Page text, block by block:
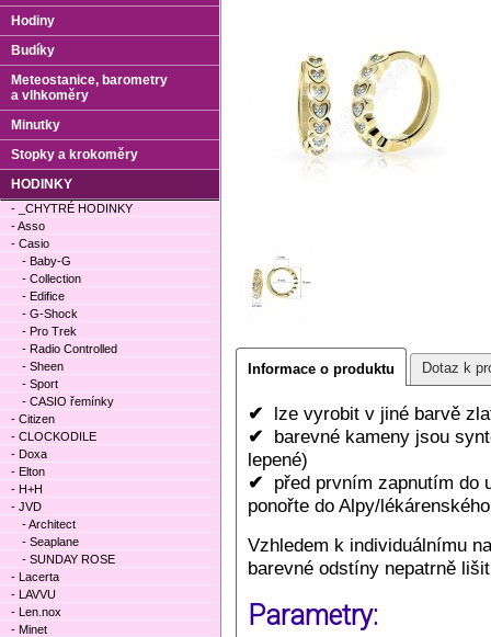
Informace o produktu Dotaz k
✔ lze vyrobit v jiné barvě
✔ barevné kameny jsou
lepené)
✔ před prvním zapnutím do
ponořte do Alpy/
Vzhledem k individuálnímu
barevné odstíny nepatrně
Parametry:
Hodiny
Budíky
Meteostanice, barometry
a vlhkoměry
Minutky
Stopky a krokoměry
HODINKY
- _CHYTRÉ HODINKY
- Asso
- Casio
- Baby-G
- Collection
- Edifice
- G-Shock
- Pro Trek
- Radio Controlled
- Sheen
- Sport
- CASIO řemínky
- Citizen
- CLOCKODILE
- Doxa
- Elton
- H+H
- JVD
- Architect
- Seaplane
- SUNDAY ROSE
- Lacerta
- LAVVU
- Len.nox
- Minet